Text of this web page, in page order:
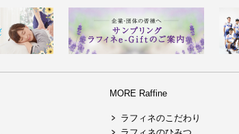
MORE Raffine
ラフィネのこだわり